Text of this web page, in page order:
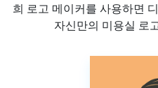
희 로고 메이커를 사용하면
자신만의 미용실 로